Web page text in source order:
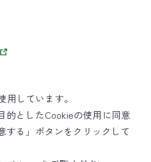
ト
用しています。
的としたCookieの使用に同意
する」ボタンをクリックして